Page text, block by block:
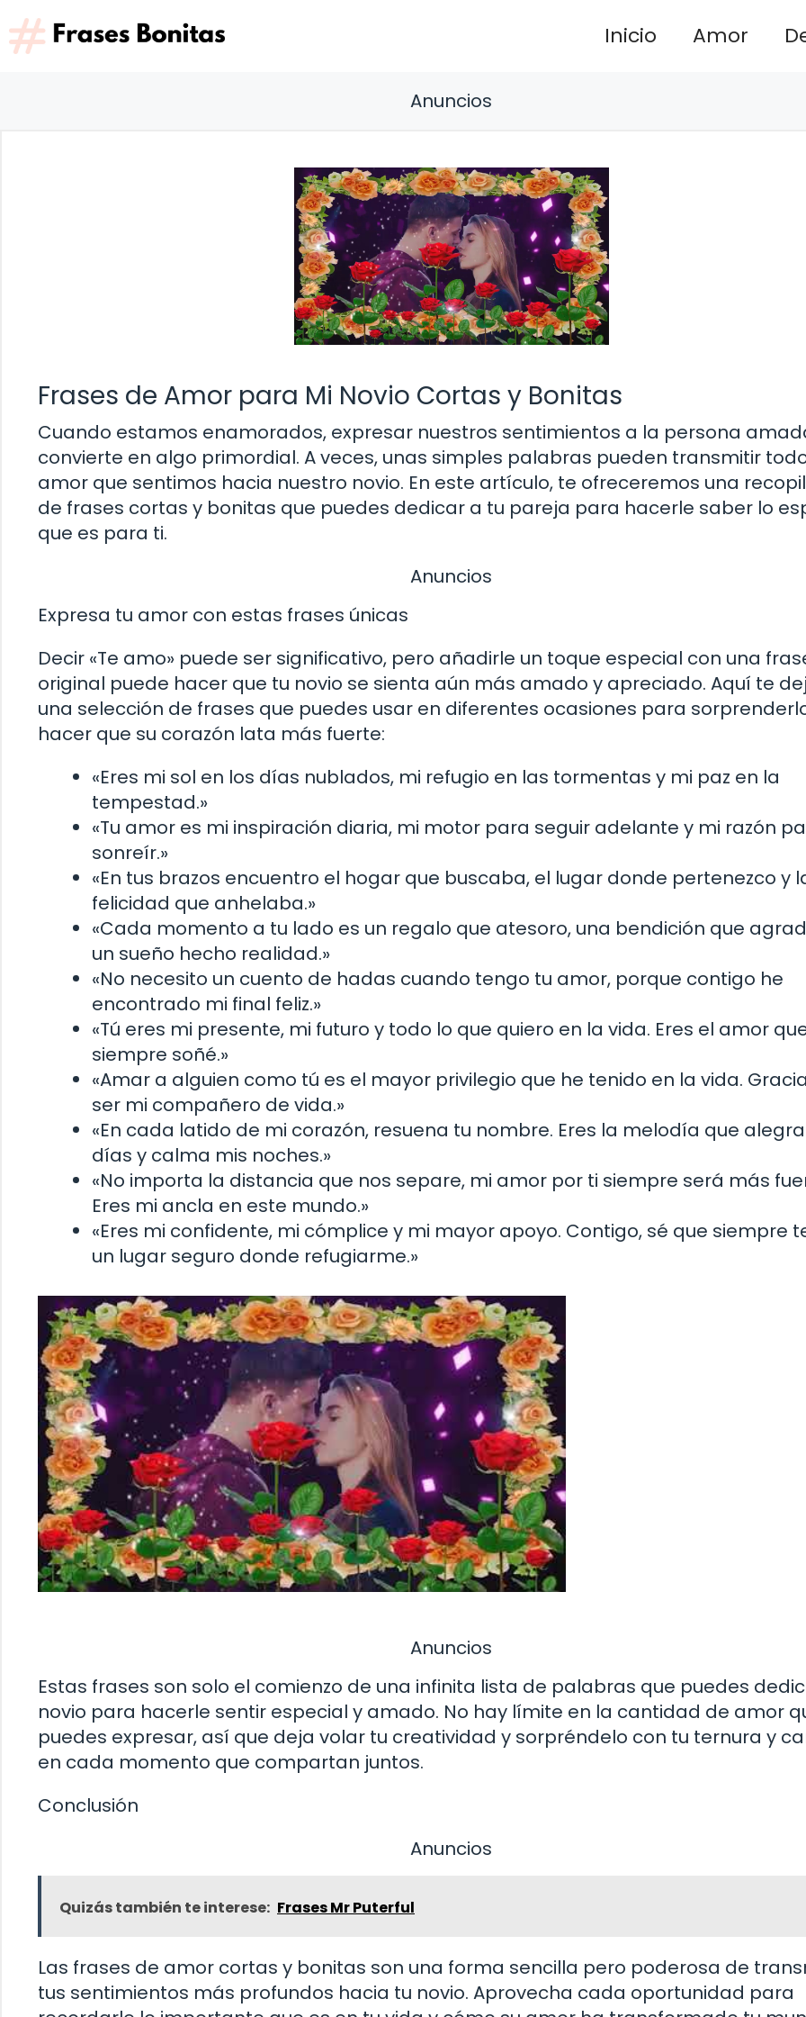
Saltar
al
contenido
Inicio Amor
Anuncios
Frases de Amor para Mi Novio Cortas y Bonitas
Cuando estamos enamorados, expresar nuestros sentimientos a la persona
convierte en algo primordial. A veces, unas simples palabras pueden transmitir
amor que sentimos hacia nuestro novio. En este artículo, te ofreceremos una
de frases cortas y bonitas que puedes dedicar a tu pareja para hacerle saber lo
que es para ti.
Anuncios
Expresa tu amor con estas frases únicas
Decir «Te amo» puede ser significativo, pero añadirle un toque especial con una
original puede hacer que tu novio se sienta aún más amado y apreciado. Aquí te
una selección de frases que puedes usar en diferentes ocasiones para
hacer que su corazón lata más fuerte:
«Eres mi sol en los días nublados, mi refugio en las tormentas y mi paz en la
tempestad.»
«Tu amor es mi inspiración diaria, mi motor para seguir adelante y mi razón
sonreír.»
«En tus brazos encuentro el hogar que buscaba, el lugar donde pertenezco y
felicidad que anhelaba.»
«Cada momento a tu lado es un regalo que atesoro, una bendición que
un sueño hecho realidad.»
«No necesito un cuento de hadas cuando tengo tu amor, porque contigo he
encontrado mi final feliz.»
«Tú eres mi presente, mi futuro y todo lo que quiero en la vida. Eres el amor
siempre soñé.»
«Amar a alguien como tú es el mayor privilegio que he tenido en la vida.
ser mi compañero de vida.»
«En cada latido de mi corazón, resuena tu nombre. Eres la melodía que
días y calma mis noches.»
«No importa la distancia que nos separe, mi amor por ti siempre será más
Eres mi ancla en este mundo.»
«Eres mi confidente, mi cómplice y mi mayor apoyo. Contigo, sé que siempre
un lugar seguro donde refugiarme.»
Anuncios
Estas frases son solo el comienzo de una infinita lista de palabras que puedes
novio para hacerle sentir especial y amado. No hay límite en la cantidad de amor
puedes expresar, así que deja volar tu creatividad y sorpréndelo con tu ternura y
en cada momento que compartan juntos.
Conclusión
Anuncios
Quizás también te interese: Frases Mr Puterful
Las frases de amor cortas y bonitas son una forma sencilla pero poderosa de
tus sentimientos más profundos hacia tu novio. Aprovecha cada oportunidad para